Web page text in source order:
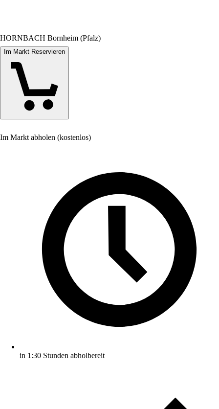
HORNBACH Bornheim (Pfalz)
Im Markt Reservieren
Im Markt abholen (kostenlos)
in 1:30 Stunden abholbereit